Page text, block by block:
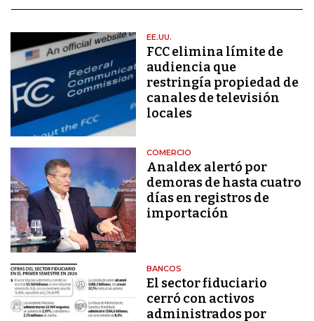
EE.UU.
FCC elimina límite de
audiencia que
restringía propiedad de
canales de televisión
locales
COMERCIO
Analdex alertó por
demoras de hasta cuatro
días en registros de
importación
BANCOS
El sector fiduciario
cerró con activos
administrados por